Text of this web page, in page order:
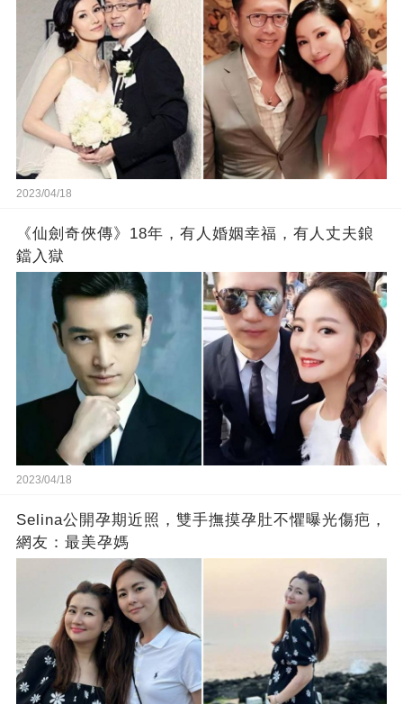
2023/04/18
《仙劍奇俠傳》18年，有人婚姻幸福，有人丈夫鋃
鐺入獄
2023/04/18
Selina公開孕期近照，雙手撫摸孕肚不懼曝光傷疤，
網友：最美孕媽